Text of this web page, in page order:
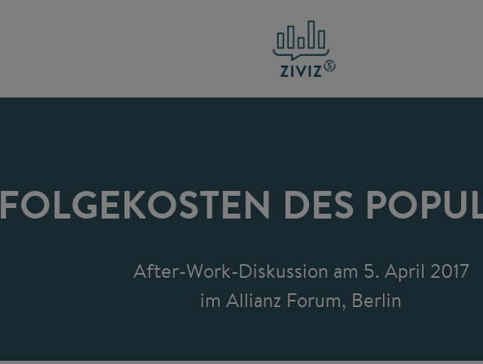
FOLGEKOSTEN DES
After-Work-Diskussion am 5. April 2017
im Allianz Forum, Berlin